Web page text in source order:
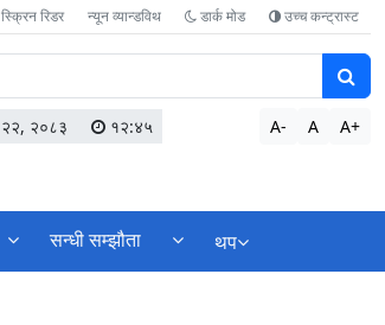
स्क्रिन रिडर न्यून व्यान्डविथ डार्क मोड उच्च कन्ट्रास्ट
२२, २०८३ १२:४५ A- A A+
सन्धी सम्झौता थप